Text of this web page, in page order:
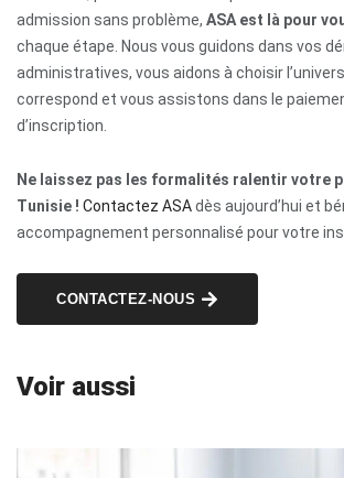
admission sans problème, ASA est là pour
chaque étape. Nous vous guidons dans vos
administratives, vous aidons à choisir
correspond et vous assistons dans le
d’inscription.
Ne laissez pas les formalités ralentir votre
Tunisie ! Contactez ASAdès aujourd’hui et
accompagnement personnalisé pour votre
CONTACTEZ-NOUS
Voir aussi